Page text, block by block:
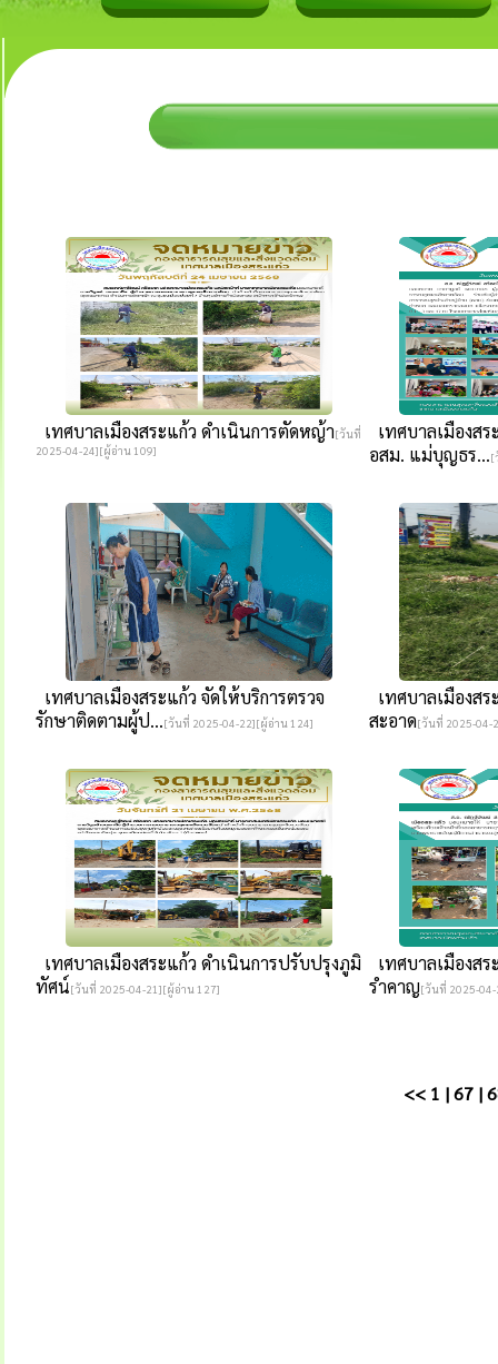
เทศบาลเมืองสระแก้ว ดำเนินการตัดหญ้า[วันที่
2025-04-24][ผู้อ่าน 109]
เทศบาลเมืองส
อสม. แม่บุญธร...[
เทศบาลเมืองสระแก้ว จัดให้บริการตรวจ
รักษาติดตามผู้ป...[วันที่ 2025-04-22][ผู้อ่าน 124]
เทศบาลเมืองส
สะอาด[วันที่ 2025-04-
เทศบาลเมืองสระแก้ว ดำเนินการปรับปรุงภูมิ
ทัศน์[วันที่ 2025-04-21][ผู้อ่าน 127]
เทศบาลเมืองส
รำคาญ[วันที่ 2025-
<< 1 |67 |